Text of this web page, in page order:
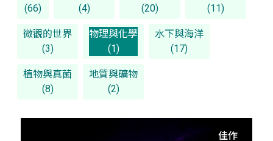
(66)
(4)
(20)
(11)
微觀的世界
(3)
物理與化學
(1)
水下與海洋
(17)
植物與真菌
(8)
地質與礦物
(2)
佳作